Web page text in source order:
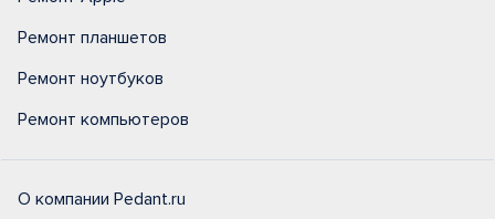
Ремонт планшетов
Ремонт ноутбуков
Ремонт компьютеров
О компании Pedant.ru